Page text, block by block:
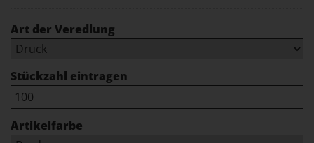
Art der Veredlung
Stückzahl eintragen
Artikelfarbe